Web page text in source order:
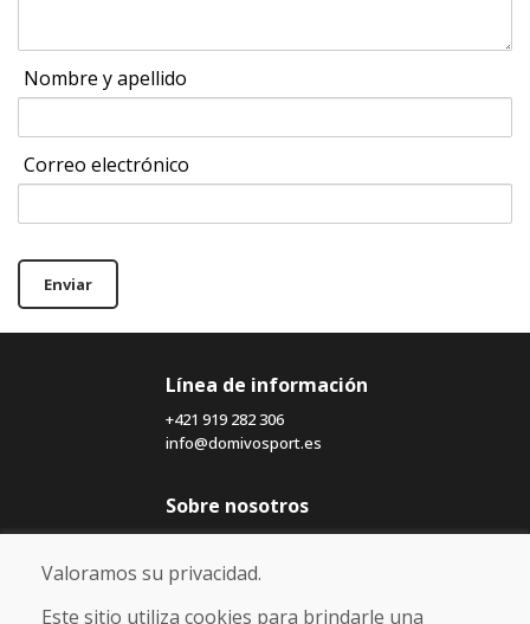
Nombre y apellido
Correo electrónico
Enviar
Línea de información
+421 919 282 306
info@domivosport.es
Sobre nosotros
Blog
Sobre nosotros
Comercio
Contacto
Valoramos su privacidad.
Este sitio utiliza cookies para brindarle una